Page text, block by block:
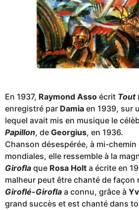
En 1937, Raymond Asso écrit Tout
enregistré par Damia en 1939, sur
lequel avait mis en musique le
Papillon, de Georgius, en 1936.
Chanson désespérée, à mi-
mondiales, elle ressemble à la
Girofla que Rosa Holt a écrite en
malheur peut être chanté de façon
Giroflé-Girofla a connu, grâce à
grand succès et est chanté dans